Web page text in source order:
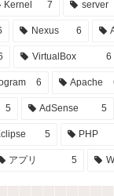
Kernel 7 server
Nexus 6
VirtualBox 6
6 Apache
5 AdSense 5
5 PHP
アプリ 5